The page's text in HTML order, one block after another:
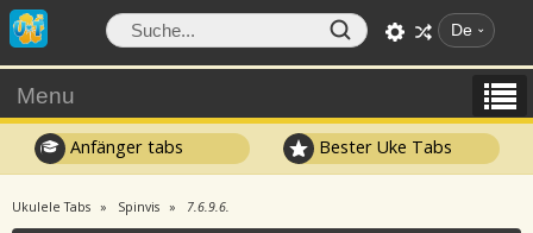
De
Menu
Anfänger tabs Bester Uke Tabs
Ukulele Tabs Spinvis 7.6.9.6.